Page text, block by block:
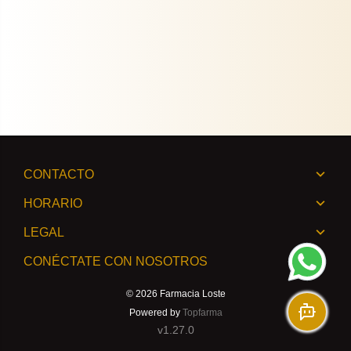
CONTACTO
HORARIO
LEGAL
CONÉCTATE CON NOSOTROS
© 2026 Farmacia Loste
Powered by Topfarma
v1.27.0